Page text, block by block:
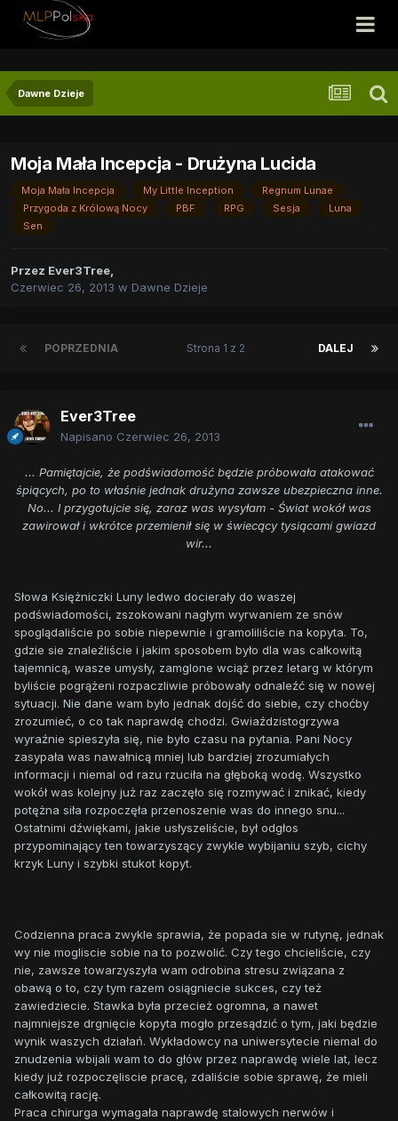
Dawne Dzieje
Moja Mała Incepcja - Drużyna Lucida
Moja Mała Incepcja My Little Inception
Regnum Lunae
Przygoda z Królową Nocy
PBF RPG Sesja
Luna
Sen
Przez Ever3Tree,
Czerwiec 26, 2013 w Dawne Dzieje
POPRZEDNIA DALEJ
Strona 1 z 2
Ever3Tree
Napisano Czerwiec 26, 2013
... Pamiętajcie, że podświadomość będzie próbowała atakować
śpiących, po to właśnie jednak drużyna zawsze ubezpieczna inne.
No... I przygotujcie się, zaraz was wysyłam - Świat wokół was
zawirował i wkrótce przemienił się w świecący tysiącami gwiazd
wir...
Słowa Księżniczki Luny ledwo docierały do waszej
podświadomości, zszokowani nagłym wyrwaniem ze snów
spoglądaliście po sobie niepewnie i gramoliliście na kopyta. To,
gdzie sie znaleźliście i jakim sposobem było dla was całkowitą
tajemnicą, wasze umysły, zamglone wciąż przez letarg w którym
byliście pogrążeni rozpaczliwie próbowały odnaleźć się w nowej
sytuacji. Nie dane wam było jednak dojść do siebie, czy choćby
zrozumieć, o co tak naprawdę chodzi. Gwiaździstogrzywa
wyraźnie spieszyła się, nie było czasu na pytania. Pani Nocy
zasypała was nawałnicą mniej lub bardziej zrozumiałych
informacji i niemal od razu rzuciła na głęboką wodę. Wszystko
wokół was kolejny już raz zaczęło się rozmywać i znikać, kiedy
potężna siła rozpoczęła przenoszenie was do innego snu...
Ostatnimi dźwiękami, jakie usłyszeliście, był odgłos
przypominający ten towarzyszący zwykle wybijaniu szyb, cichy
krzyk Luny i szybki stukot kopyt.
Codzienna praca zwykle sprawia, że popada sie w rutynę, jednak
wy nie mogliscie sobie na to pozwolić. Czy tego chcieliście, czy
nie, zawsze towarzyszyła wam odrobina stresu związana z
obawą o to, czy tym razem osiągniecie sukces, czy też
zawiedziecie. Stawka była przecież ogromna, a nawet
najmniejsze drgnięcie kopyta mogło przesądzić o tym, jaki będzie
wynik waszych działań. Wykładowcy na uniwersytecie niemal do
znudzenia wbijali wam to do głów przez naprawdę wiele lat, lecz
kiedy już rozpoczęliscie pracę, zdaliście sobie sprawę, że mieli
całkowitą rację.
Praca chirurga wymagała naprawdę stalowych nerwów i